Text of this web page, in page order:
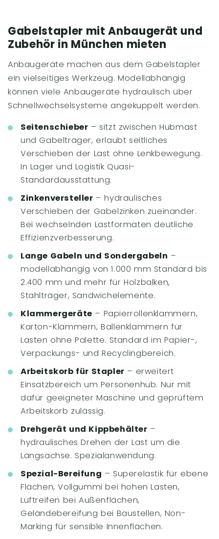
Gabelstapler mit Anbaugerät und
Zubehör in München mieten
Anbaugeräte machen aus dem Gabelstapler
ein vielseitiges Werkzeug. Modellabhängig
können viele Anbaugeräte hydraulisch über
Schnellwechselsysteme angekuppelt werden.
Seitenschieber – sitzt zwischen Hubmast
und Gabelträger, erlaubt seitliches
Verschieben der Last ohne Lenkbewegung.
In Lager und Logistik Quasi-
Standardausstattung.
Zinkenversteller – hydraulisches
Verschieben der Gabelzinken zueinander.
Bei wechselnden Lastformaten deutliche
Effizienzverbesserung.
Lange Gabeln und Sondergabeln –
modellabhängig von 1.000 mm Standard bis
2.400 mm und mehr für Holzbalken,
Stahlträger, Sandwichelemente.
Klammergeräte – Papierrollenklammern,
Karton-Klammern, Ballenklammern für
Lasten ohne Palette. Standard im Papier-,
Verpackungs- und Recyclingbereich.
Arbeitskorb für Stapler – erweitert
Einsatzbereich um Personenhub. Nur mit
dafür geeigneter Maschine und geprüftem
Arbeitskorb zulässig.
Drehgerät und Kippbehälter –
hydraulisches Drehen der Last um die
Längsachse. Spezialanwendung.
Spezial-Bereifung – Superelastik für ebene
Flächen, Vollgummi bei hohen Lasten,
Luftreifen bei Außenflächen,
Geländebereifung bei Baustellen, Non-
Marking für sensible Innenflächen.